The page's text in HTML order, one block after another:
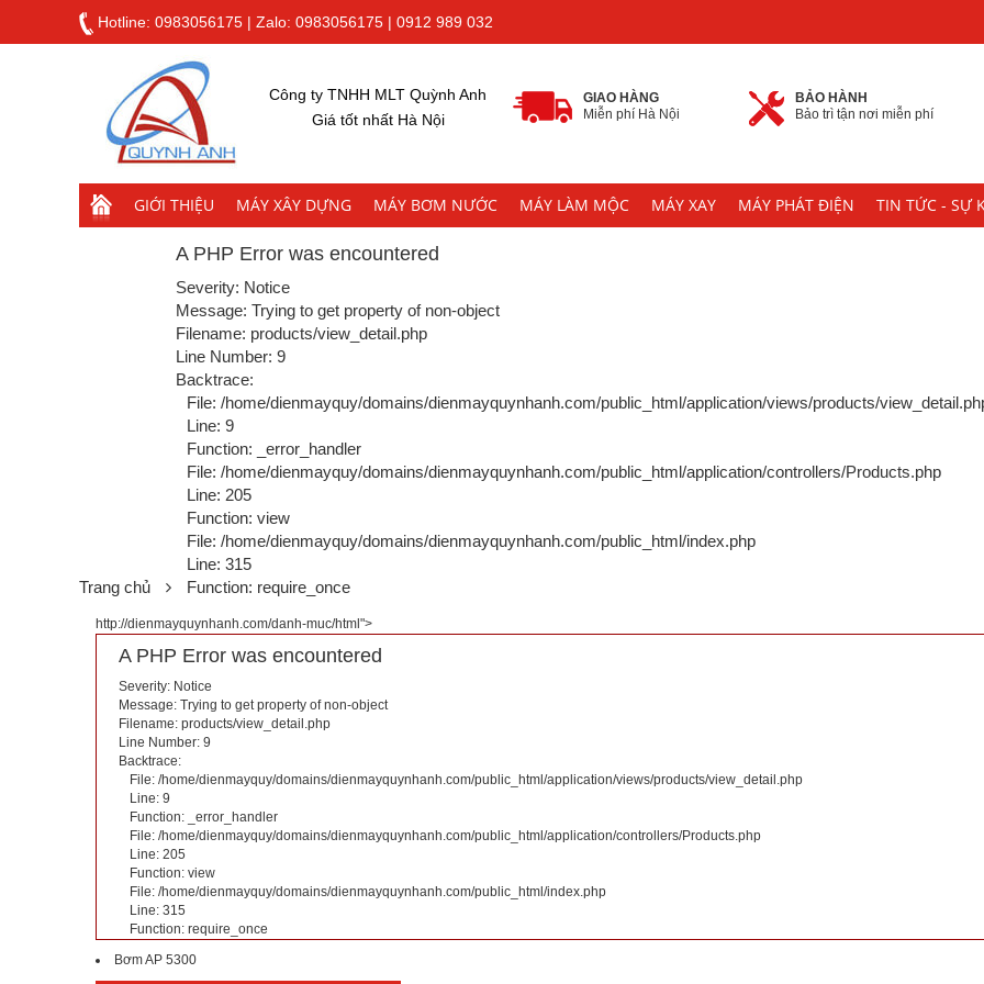
Hotline: 0983056175 | Zalo: 0983056175 | 0912 989 032
Công ty TNHH MLT Quỳnh Anh
Giá tốt nhất Hà Nội
GIAO HÀNG
Miễn phí Hà Nội
BẢO HÀNH
Bảo trì tận nơi miễn phí
GIỚI THIỆU MÁY XÂY DỰNG MÁY BƠM NƯỚC MÁY LÀM MỘC MÁY XAY MÁY PHÁT ĐIỆN TIN TỨC - SỰ
Trang chủ
A PHP Error was encountered
Severity: Notice
Message: Trying to get property of non-object
Filename: products/view_detail.php
Line Number: 9
Backtrace:
File: /home/dienmayquy/domains/dienmayquynhanh.com/public_html/application/views/products/
Line: 9
Function: _error_handler
File: /home/dienmayquy/domains/dienmayquynhanh.com/public_html/application/controllers/Products.php
Line: 205
Function: view
File: /home/dienmayquy/domains/dienmayquynhanh.com/public_html/index.php
Line: 315
Function: require_once
http://dienmayquynhanh.com/danh-muc/html">
A PHP Error was encountered
Severity: Notice
Message: Trying to get property of non-object
Filename: products/view_detail.php
Line Number: 9
Backtrace:
File: /home/dienmayquy/domains/dienmayquynhanh.com/public_html/application/views/products/view_detail.php
Line: 9
Function: _error_handler
File: /home/dienmayquy/domains/dienmayquynhanh.com/public_html/application/controllers/Products.php
Line: 205
Function: view
File: /home/dienmayquy/domains/dienmayquynhanh.com/public_html/index.php
Line: 315
Function: require_once
Bơm AP 5300